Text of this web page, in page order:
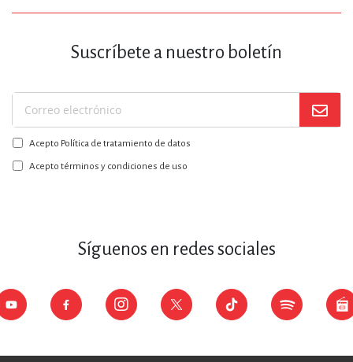
Suscríbete a nuestro boletín
Suscríbase
a
nuestro
boletín:
Acepto Política de tratamiento de datos
Acepto términos y condiciones de uso
Síguenos en redes sociales